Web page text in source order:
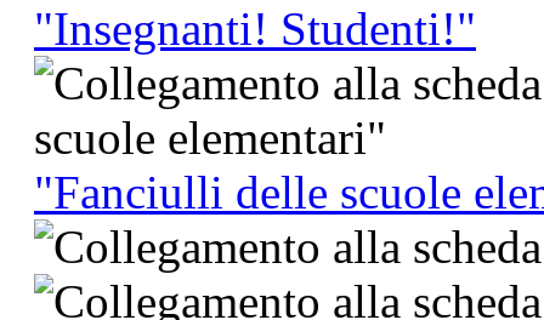
"Insegnanti! Studenti!"
"Fanciulli delle scuole